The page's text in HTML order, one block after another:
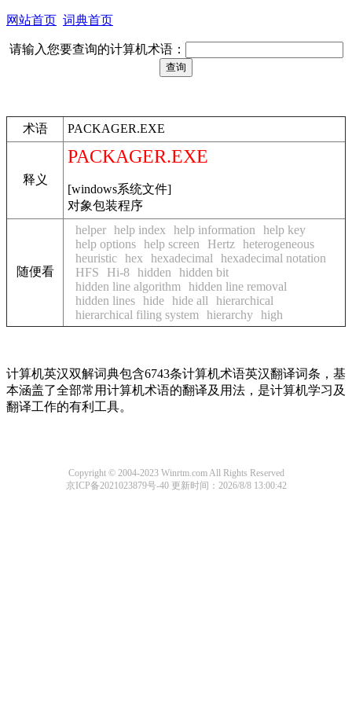
网站首页 词典首页
请输入您要查询的计算机术语：
术语 PACKAGER.EXE
释义
PACKAGER.EXE
[windows系统文件]
对象包装程序
随便看
helper help index help information
help key
help options help screen Hertz heterogeneous
heuristic hex hexadecimal
hexadecimal notation
HFS
Hi-8 hidden
hidden bit
hidden line algorithm
hidden line removal
hidden lines hide hide all
hierarchical
hierarchical filing system
hierarchy high
计算机英汉双解词典包含6743条计算机术语英汉翻译词条，基
本涵盖了全部常用计算机术语的翻译及用法，是计算机学习及
翻译工作的有利工具。
Copyright © 2004-2023 Winrtm.com All Rights Reserved
京ICP备2021023879号-40 更新时间：2026/8/8 13:00:42